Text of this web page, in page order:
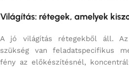
Világítás: rétegek, amelyek
A jó világítás rétegekből áll.
szükség van feladatspecifikus
fény az előkészítésnél,